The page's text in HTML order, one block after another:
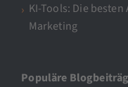
KI-Tools: Die
Marketing
Populäre